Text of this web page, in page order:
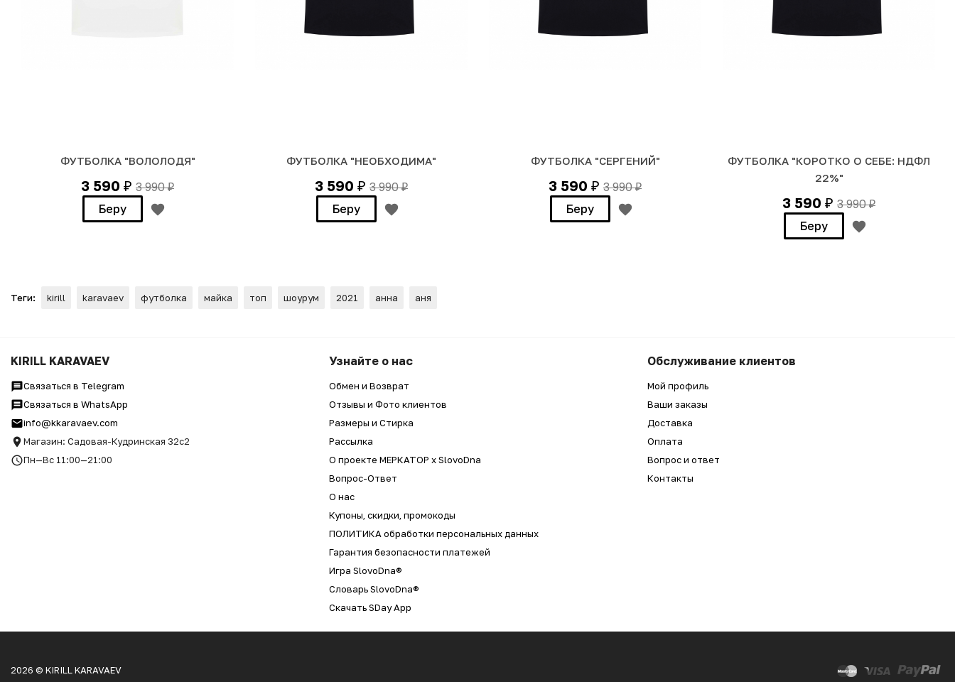
ФУТБОЛКА "ВОЛОЛОДЯ"
3 590 ₽ 3 990₽
Беру
ФУТБОЛКА "НЕОБХОДИМА"
3 590 ₽ 3 990₽
Беру
ФУТБОЛКА "СЕРГЕНИЙ"
3 590 ₽ 3 990₽
Беру
ФУТБОЛКА "КОРОТКО О СЕБЕ: НДФЛ
22%"
3 590 ₽ 3 990₽
Беру
Теги: kirill karavaev футболка майка топ шоурум 2021 анна аня
KIRILL KARAVAEV
Связаться в Telegram
Связаться в WhatsApp
info@kkaravaev.com
Магазин: Садовая-Кудринская 32с2
Пн—Вс 11:00—21:00
Узнайте о нас
Обмен и Возврат
Отзывы и Фото клиентов
Размеры и Стирка
Рассылка
О проекте МЕРКАТОР x SlovoDna
Вопрос-Ответ
О нас
Купоны, скидки, промокоды
ПОЛИТИКА обработки персональных данных
Гарантия безопасности платежей
Игра SlovoDna®
Словарь SlovoDna®
Скачать SDay App
Обслуживание клиентов
Мой профиль
Ваши заказы
Доставка
Оплата
Вопрос и ответ
Контакты
2026 © KIRILL KARAVAEV